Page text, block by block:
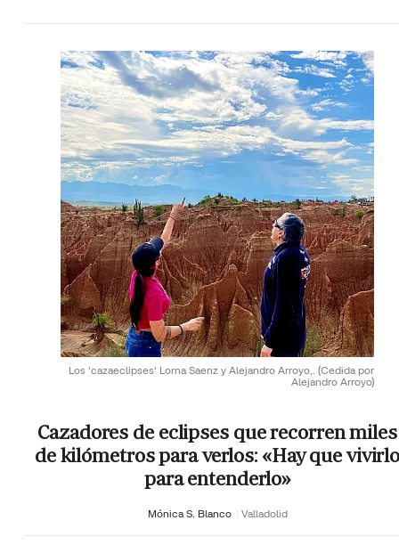
Los 'cazaeclipses' Lorna Saenz y Alejandro Arroyo,. (Cedida por
Alejandro Arroyo)
Cazadores de eclipses que recorren miles
de kilómetros para verlos: «Hay que
para entenderlo»
Mónica S. Blanco Valladolid